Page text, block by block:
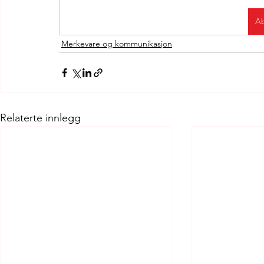
Merkevare og kommunikasjon
Relaterte innlegg